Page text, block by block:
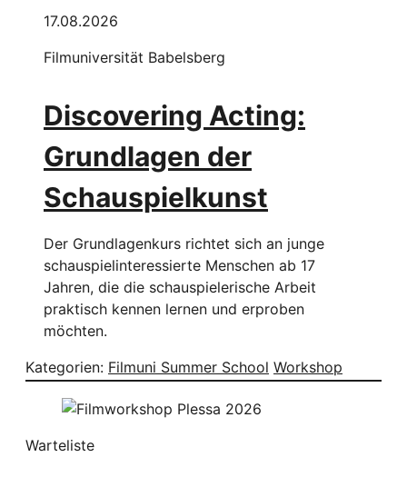
17.08.2026
Filmuniversität Babelsberg
Discovering Acting:
Grundlagen der
Schauspielkunst
Der Grundlagenkurs richtet sich an junge
schauspielinteressierte Menschen ab 17
Jahren, die die schauspielerische Arbeit
praktisch kennen lernen und erproben
möchten.
Kategorien: Filmuni Summer School Workshop
Warteliste